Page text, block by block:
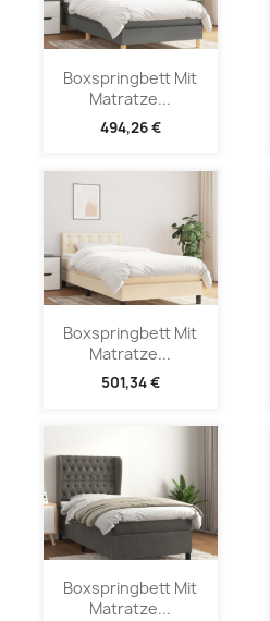
Boxspringbett Mit
Matratze...
494,26 €
Boxspringbett Mit
Matratze...
501,34 €
Boxspringbett Mit
Matratze...